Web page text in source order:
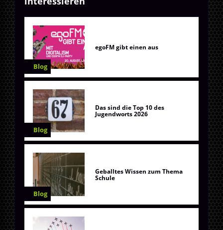
Blog
egoFM gibt einen aus
Blog
Das sind die Top 10 des
Jugendworts 2026
Blog
Geballtes Wissen zum Thema
Schule